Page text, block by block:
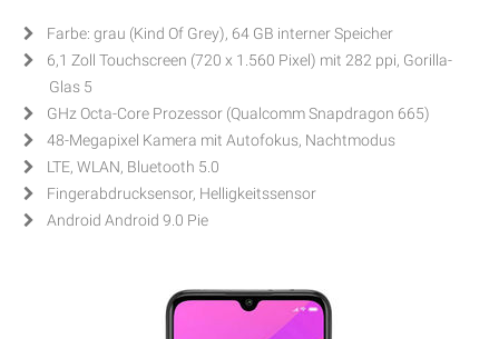
Farbe: grau (Kind Of Grey), 64 GB interner Speicher
6,1 Zoll Touchscreen (720 x 1.560 Pixel) mit 282 ppi, Gorilla-
Glas 5
GHz Octa-Core Prozessor (Qualcomm Snapdragon 665)
48-Megapixel Kamera mit Autofokus, Nachtmodus
LTE, WLAN, Bluetooth 5.0
Fingerabdrucksensor, Helligkeitssensor
Android Android 9.0 Pie